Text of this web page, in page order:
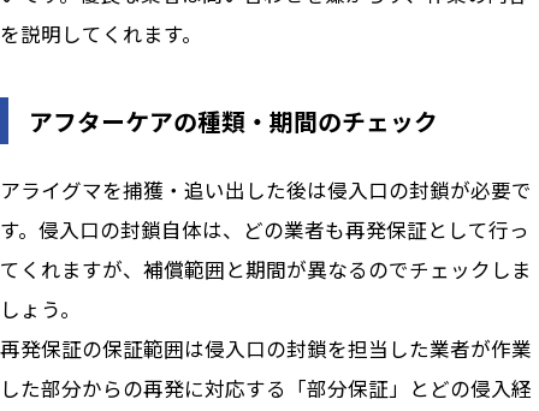
を説明してくれます。
アフターケアの種類・期間のチェック
アライグマを捕獲・追い出した後は侵入口の封鎖が必要で
す。侵入口の封鎖自体は、どの業者も再発保証として行っ
てくれますが、補償範囲と期間が異なるのでチェックしま
しょう。
再発保証の保証範囲は侵入口の封鎖を担当した業者が作業
した部分からの再発に対応する「部分保証」とどの侵入経